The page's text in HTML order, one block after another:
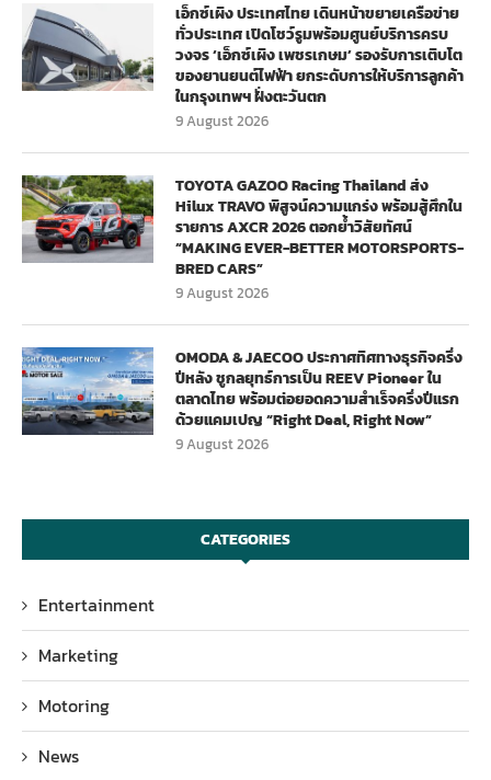
เอ็กซ์เผิง ประเทศไทย เดินหน้าขยายเครือข่าย
ทั่วประเทศ เปิดโชว์รูมพร้อมศูนย์บริการครบ
วงจร ‘เอ็กซ์เผิง เพชรเกษม’ รองรับการเติบโต
ของยานยนต์ไฟฟ้า ยกระดับการให้บริการลูกค้า
ในกรุงเทพฯ ฝั่งตะวันตก
9 August 2026
TOYOTA GAZOO Racing Thailand ส่ง
Hilux TRAVO พิสูจน์ความแกร่ง พร้อมสู้ศึกใน
รายการ AXCR 2026 ตอกย้ำวิสัยทัศน์
“MAKING EVER-BETTER MOTORSPORTS-
BRED CARS”
9 August 2026
OMODA & JAECOO ประกาศทิศทางธุรกิจครึ่ง
ปีหลัง ชูกลยุทธ์การเป็น REEV Pioneer ใน
ตลาดไทย พร้อมต่อยอดความสำเร็จครึ่งปีแรก
ด้วยแคมเปญ “Right Deal, Right Now”
9 August 2026
CATEGORIES
Entertainment
Marketing
Motoring
News